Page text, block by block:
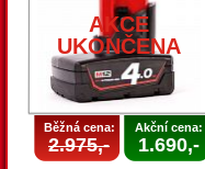
AKCE
UKONČENA
Běžná cena:
2.975,-
Akční cena:
1.690,-